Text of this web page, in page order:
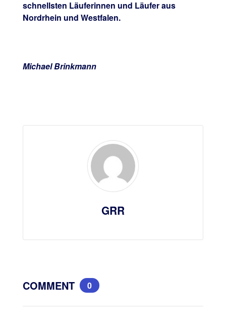
schnellsten Läuferinnen und Läufer aus
Nordrhein und Westfalen.
Michael Brinkmann
GRR
COMMENT 0